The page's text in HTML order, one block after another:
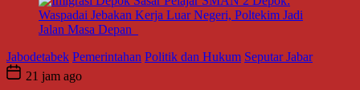
Jabodetabek Pemerintahan Politik dan Hukum Seputar Jabar
21 jam ago